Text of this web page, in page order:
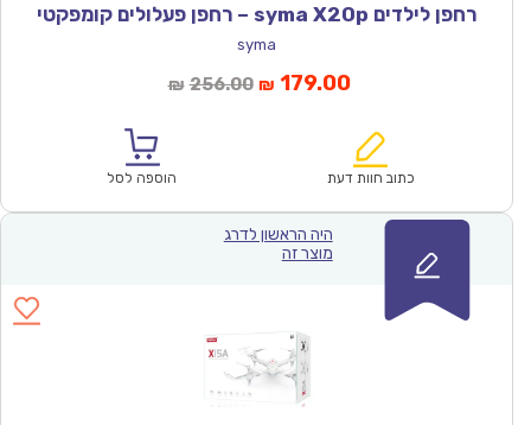
רחפן לילדים syma X20p – רחפן פעלולים קומפקטי
syma
₪ 256.00המחיר
₪256.00.
₪ 179.00המחיר
הוא:
כתוב חוות דעת הוספה לסל
היה הראשון לדרג
מוצר זה